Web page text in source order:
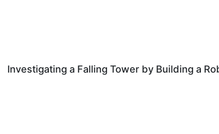
Investigating a Falling Tower by Building a